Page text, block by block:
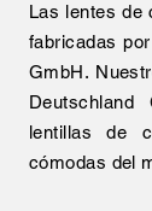
Las lentes de
fabricadas
GmbH.
lentillas de
cómodas del